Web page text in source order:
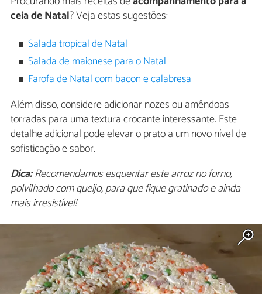
ceia de Natal? Veja estas sugestões:
Salada tropical de Natal
Salada de maionese para o Natal
Farofa de Natal com bacon e calabresa
Além disso, considere adicionar nozes ou amêndoas
torradas para uma textura crocante interessante. Este
detalhe adicional pode elevar o prato a um novo nível de
sofisticação e sabor.
Dica:Recomendamos esquentar este arroz no forno,
polvilhado com queijo, para que fique gratinado e ainda
mais irresistível!